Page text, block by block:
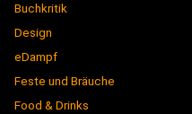
Buchkritik
Design
eDampf
Feste und Bräuche
Food & Drinks